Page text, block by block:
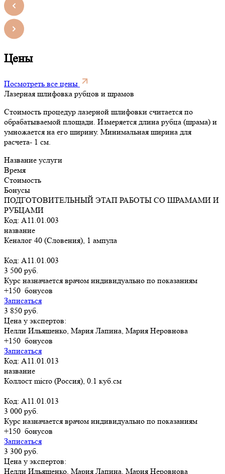
Цены
Посмотреть все цены
Лазерная шлифовка рубцов и шрамов
Стоимость процедур лазерной шлифовки считается по
обрабатываемой площади. Измеряется длина рубца (шрама) и
умножается на его ширину. Минимальная ширина для
расчета- 1 см.
Название услуги
Время
Стоимость
Бонусы
ПОДГОТОВИТЕЛЬНЫЙ ЭТАП РАБОТЫ СО ШРАМАМИ И
РУБЦАМИ
Код: A11.01.003
название
Кеналог 40 (Словения), 1 ампула
Код: A11.01.003
3 500 руб.
Курс назначается врачом индивидуально по показаниям
+150 бонусов
Записаться
3 850 руб.
Цена у экспертов:
Нелли Ильяшенко, Мария Лапина, Мария Неровнова
+150 бонусов
Записаться
Код: A11.01.013
название
Коллост micro (Россия), 0.1 куб.см
Код: A11.01.013
3 000 руб.
Курс назначается врачом индивидуально по показаниям
+150 бонусов
Записаться
3 300 руб.
Цена у экспертов:
Нелли Ильяшенко, Мария Лапина, Мария Неровнова